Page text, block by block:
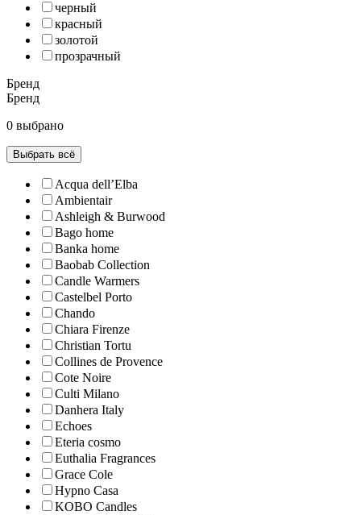
черный
красный
золотой
прозрачный
Бренд
Бренд
0 выбрано
Выбрать всё
Acqua dell’Elba
Ambientair
Ashleigh & Burwood
Bago home
Banka home
Baobab Collection
Candle Warmers
Castelbel Porto
Chando
Chiara Firenze
Christian Tortu
Collines de Рrovencе
Cote Noire
Culti Milano
Danhera Italy
Echoes
Eteria cosmo
Euthalia Fragrances
Grace Cole
Hypno Casa
KOBO Candles